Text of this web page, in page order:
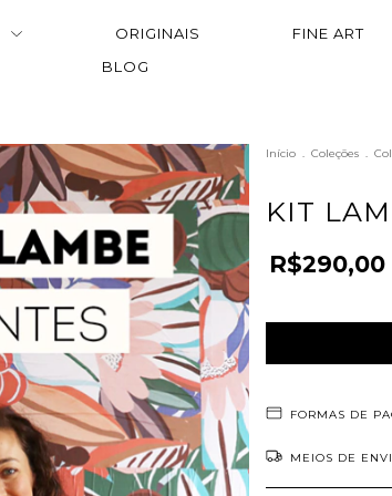
ORIGINAIS
FINE ART
BLOG
Início . Coleções .
KIT
R$290,00
FORMAS DE
MEIOS DE